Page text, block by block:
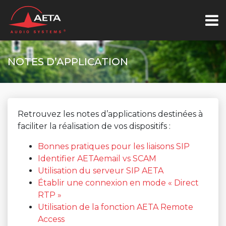
NOTES D’APPLICATION
Retrouvez les notes d’applications destinées à
faciliter la réalisation de vos dispositifs :
Bonnes pratiques pour les liaisons SIP
Identifier AETAemail vs SCAM
Utilisation du serveur SIP AETA
Établir une connexion en mode « Direct
RTP »
Utilisation de la fonction AETA Remote
Access